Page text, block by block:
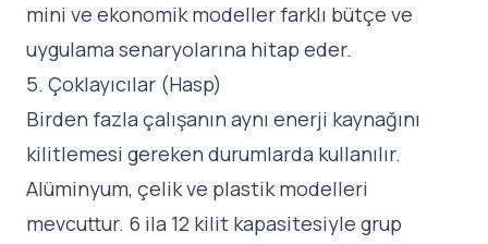
mini ve ekonomik modeller farklı bütçe ve
uygulama senaryolarına hitap eder.
5. Çoklayıcılar (Hasp)
Birden fazla çalışanın aynı enerji kaynağını
kilitlemesi gereken durumlarda kullanılır.
Alüminyum, çelik ve plastik modelleri
mevcuttur. 6 ila 12 kilit kapasitesiyle grup